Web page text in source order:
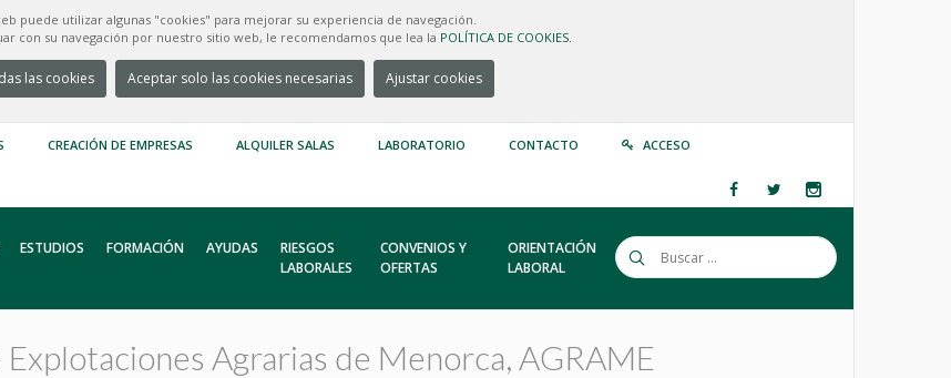
puede utilizar algunas "cookies" para mejorar su experiencia de navegación.
con su navegación por nuestro sitio web, le recomendamos que lea la POLÍTICA DE COOKIES.
las cookies Aceptar solo las cookies necesarias Ajustar cookies
CREACIÓN DE EMPRESAS ALQUILER SALAS LABORATORIO CONTACTO ACCESO
ESTUDIOS FORMACIÓN AYUDAS
RIESGOS
LABORALES
CONVENIOS Y
OFERTAS
ORIENTACIÓN
LABORAL
Agrarias de Menorca, AGRAME